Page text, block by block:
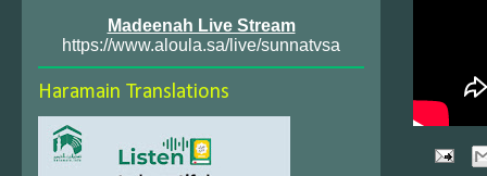
Madeenah Live Stream
https://www.aloula.sa/live/sunnatvsa
Haramain Translations